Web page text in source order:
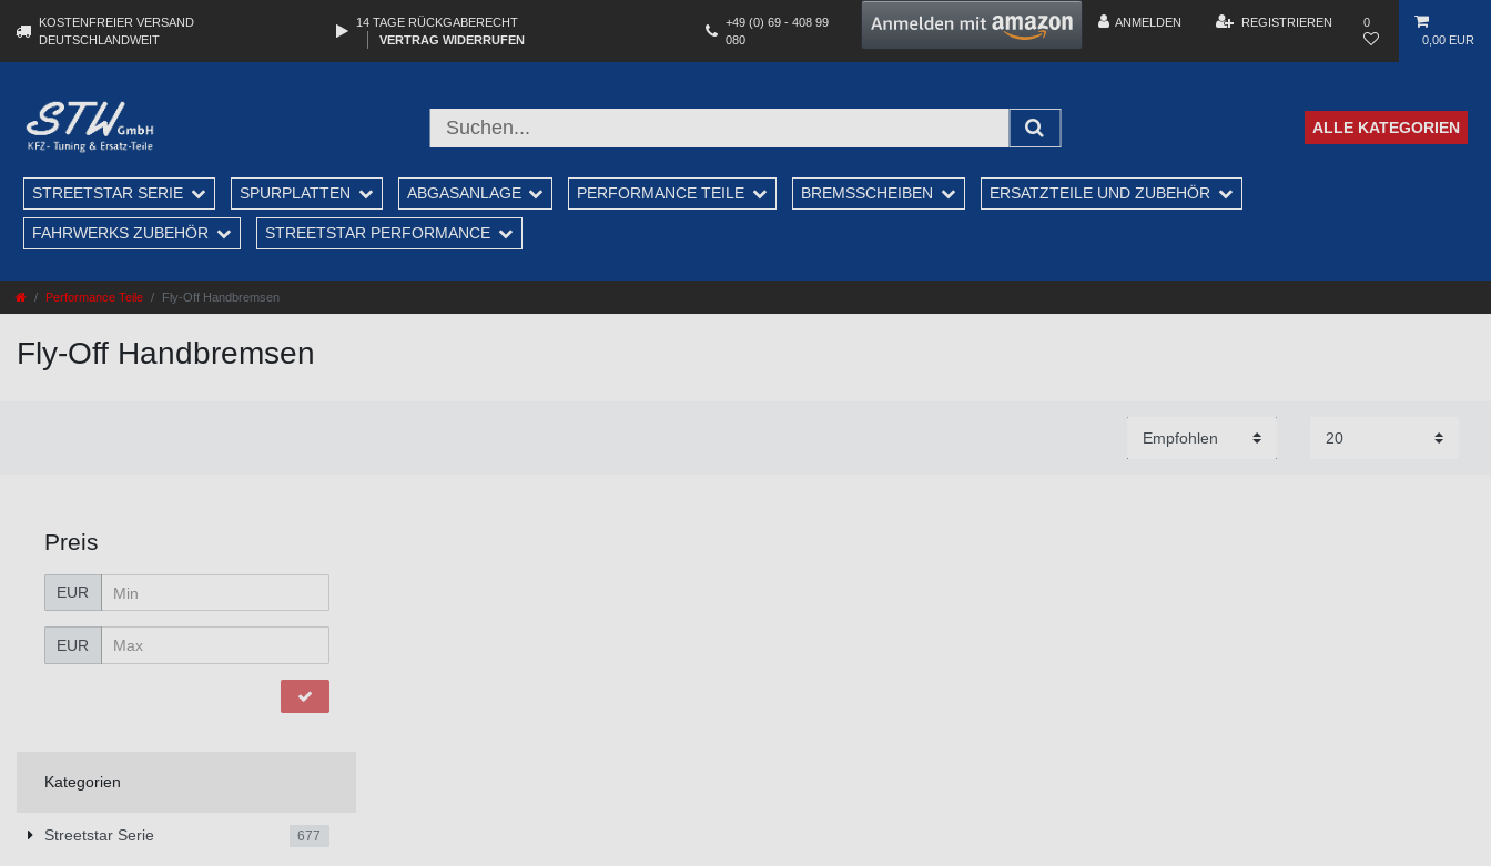
KOSTENFREIER VERSAND
DEUTSCHLANDWEIT
14 TAGE RÜCKGABERECHT
VERTRAG WIDERRUFEN
+49 (0) 69 - 408 99
080
ANMELDEN REGISTRIEREN
0
0,00 EUR
ALLE KATEGORIEN
STREETSTAR SERIE SPURPLATTEN ABGASANLAGE PERFORMANCE TEILE BREMSSCHEIBEN ERSATZTEILE UND ZUBEHÖR
FAHRWERKS ZUBEHÖR STREETSTAR PERFORMANCE
Performance Teile Fly-Off Handbremsen
Fly-Off Handbremsen
Preis
EUR
EUR
Kategorien
Streetstar Serie 677